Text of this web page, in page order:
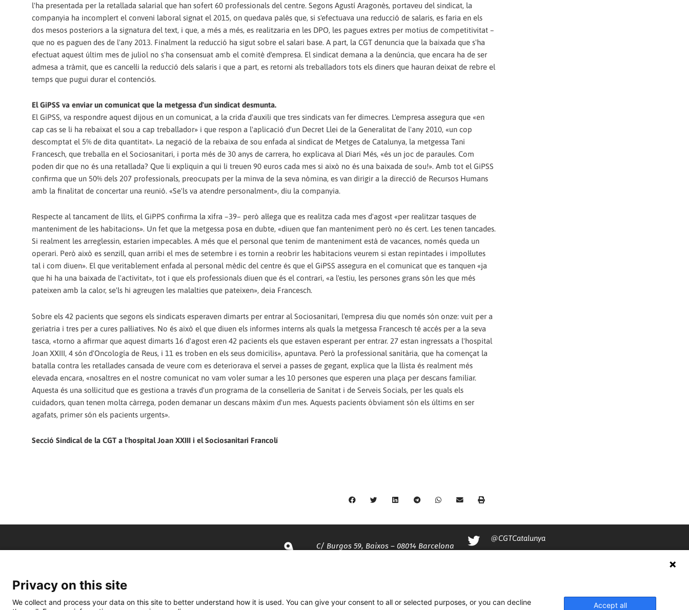
l'ha presentada per la retallada salarial que han sofert 60 professionals del centre. Segons Agustí Aragonès, portaveu del sindicat, la
companyia ha incomplert el conveni laboral signat el 2015, on quedava palès que, si s'efectuava una reducció de salaris, es faria en els
dos mesos posteriors a la signatura del text, i que, a més a més, es realitzaria en les DPO, les pagues extres per motius de competitivitat –
que no es paguen des de l'any 2013. Finalment la reducció ha sigut sobre el salari base. A part, la CGT denuncia que la baixada que s'ha
efectuat aquest últim mes de juliol no s'ha consensuat amb el comitè d'empresa. El sindicat demana a la denúncia, que encara ha de ser
admesa a tràmit, que es cancel·li la reducció dels salaris i que a part, es retorni als treballadors tots els diners que hauran deixat de rebre el
temps que pugui durar el contenciós.
El GiPSS va enviar un comunicat que la metgessa d'un sindicat desmunta.
El GiPSS, va respondre aquest dijous en un comunicat, a la crida d'auxili que tres sindicats van fer dimecres. L'empresa assegura que «en
cap cas se li ha rebaixat el sou a cap treballador» i que respon a l'aplicació d'un Decret Llei de la Generalitat de l'any 2010, «un cop
descomptat el 5% de dita quantitat». La negació de la rebaixa de sou enfada al sindicat de Metges de Catalunya, la metgessa Tani
Francesch, que treballa en el Sociosanitari, i porta més de 30 anys de carrera, ho explicava al Diari Més, «és un joc de paraules. Com
poden dir que no és una retallada? Que li expliquin a qui li treuen 90 euros cada mes si això no és una baixada de sou!». Amb tot el GiPSS
confirma que un 50% dels 207 professionals, preocupats per la minva de la seva nòmina, es van dirigir a la direcció de Recursos Humans
amb la finalitat de concertar una reunió. «Se'ls va atendre personalment», diu la companyia.
Respecte al tancament de llits, el GiPPS confirma la xifra –39– però al·lega que es realitza cada mes d'agost «per realitzar tasques de
manteniment de les habitacions». Un fet que la metgessa posa en dubte, «diuen que fan manteniment però no és cert. Les tenen tancades.
Si realment les arreglessin, estarien impecables. A més que el personal que tenim de manteniment està de vacances, només queda un
operari. Però això es senzill, quan arribi el mes de setembre i es tornin a reobrir les habitacions veurem si estan repintades i impol·lutes
tal i com diuen». El que veritablement enfada al personal mèdic del centre és que el GiPSS assegura en el comunicat que es tanquen «ja
que hi ha una baixada de l'activitat», tot i que els professionals diuen que és el contrari, «a l'estiu, les persones grans són les que més
pateixen amb la calor, se'ls hi agreugen les malalties que pateixen», deia Francesch.
Sobre els 42 pacients que segons els sindicats esperaven dimarts per entrar al Sociosanitari, l'empresa diu que només són onze: vuit per a
geriatria i tres per a cures pal·liatives. No és això el que diuen els informes interns als quals la metgessa Francesch té accés per a la seva
tasca, «torno a afirmar que aquest dimarts 16 d'agost eren 42 pacients els que estaven esperant per entrar. 27 estan ingressats a l'hospital
Joan XXIII, 4 són d'Oncología de Reus, i 11 es troben en els seus domicilis», apuntava. Però la professional sanitària, que ha començat la
batalla contra les retallades cansada de veure com es deteriorava el servei a passes de gegant, explica que la llista és realment més
elevada encara, «nosaltres en el nostre comunicat no vam voler sumar a les 10 persones que esperen una plaça per descans familiar.
Aquesta és una sol·licitud que es gestiona a través d'un programa de la conselleria de Sanitat i de Serveis Socials, per les quals els
cuidadors, quan tenen molta càrrega, poden demanar un descans màxim d'un mes. Aquests pacients òbviament són els últims en ser
agafats, primer són els pacients urgents».
Secció Sindical de la CGT a l'hospital Joan XXIII i el Sociosanitari Francolí
C/ Burgos 59, Baixos – 08014 Barcelona
935 120 481
@CGTCatalunya
Privacy on this site
We collect and process your data on this site to better understand how it is used. You can give your consent to all or selected purposes, or you can decline
Accept all